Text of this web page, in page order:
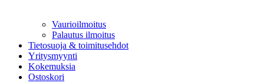
Vaurioilmoitus
Palautus ilmoitus
Tietosuoja & toimitusehdot
Yritysmyynti
Kokemuksia
Ostoskori